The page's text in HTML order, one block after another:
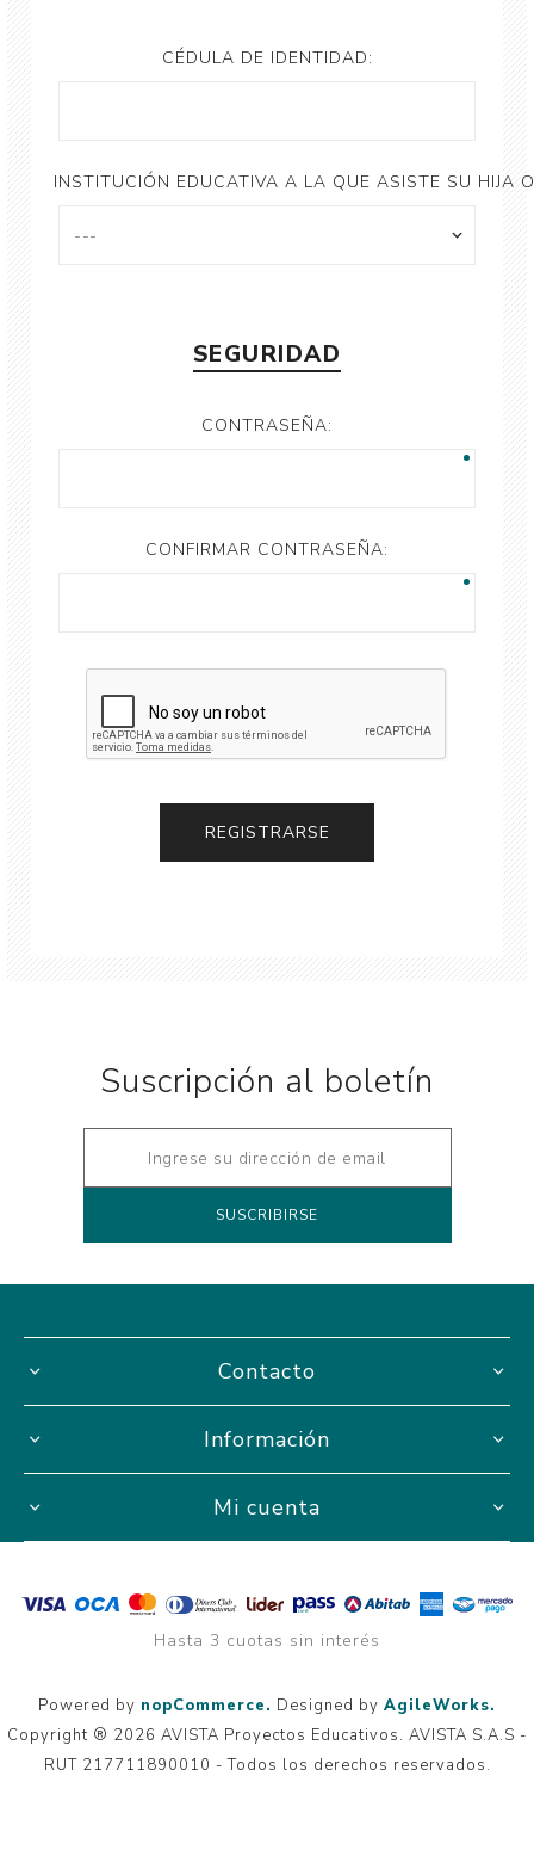
CÉDULA DE IDENTIDAD:
INSTITUCIÓN EDUCATIVA A LA QUE ASISTE SU HIJA
SEGURIDAD
CONTRASEÑA:
CONFIRMAR CONTRASEÑA:
Suscripción al boletín
Contacto
Información
Mi cuenta
Hasta 3 cuotas sin interés
Powered by nopCommerce. Designed by AgileWorks.
Copyright ® 2026 AVISTA Proyectos Educativos. AVISTA S.A.S -
RUT 217711890010 - Todos los derechos reservados.